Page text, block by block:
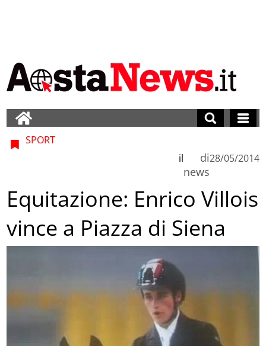
SPORT
di
news
il 28/05/2014
Equitazione: Enrico Villois
vince a Piazza di Siena